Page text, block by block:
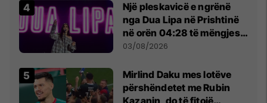
Një pleskavicë e ngrënë
nga Dua Lipa në Prishtinë
në orën 04:28 të mëngjesit
- dhe bota digjitale serbe
03/08/2026
Mirlind Daku mes lotëve
përshëndetet me Rubin